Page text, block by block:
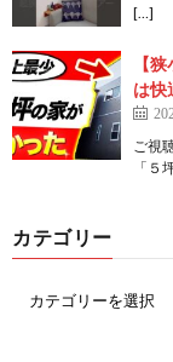
[…]
【
は快
ご視
「
カテゴリー